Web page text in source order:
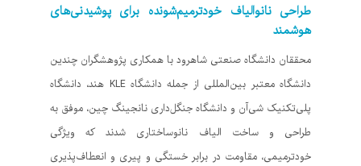
طراحی نانوالیاف خودترمیم‌شونده برای پوشیدنی‌های
هوشمند
محققان دانشگاه صنعتی شاهرود با همکاری پژوهشگران چندین
دانشگاه معتبر بین‌المللی از جمله دانشگاه KLE هند، دانشگاه
پلی‌تکنیک شی‌آن و دانشگاه جنگل‌داری نانجینگ چین، موفق به
طراحی و ساخت الیاف نانوساختاری شدند که ویژگی
خودترمیمی، مقاومت در برابر خستگی و پیری و انعطاف‌پذیری